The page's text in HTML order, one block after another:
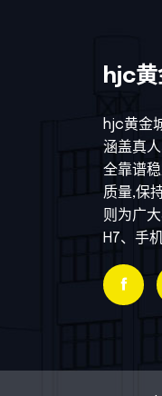
hjc黄
hjc黄金
涵盖真
全靠谱
质量,保
则为广
H7、手